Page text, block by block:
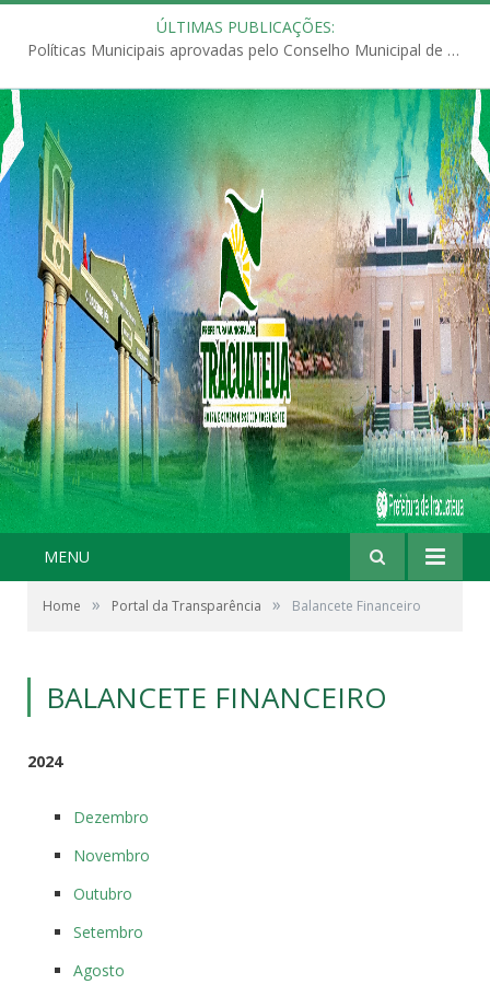
ÚLTIMAS PUBLICAÇÕES:
Políticas Municipais aprovadas pelo Conselho Municipal de Educação (CME)
MENU
Home » Portal da Transparência » Balancete Financeiro
BALANCETE FINANCEIRO
2024
Dezembro
Novembro
Outubro
Setembro
Agosto